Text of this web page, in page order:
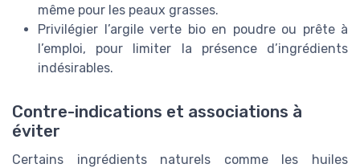
même pour les peaux grasses.
Privilégier l’argile verte bio en poudre ou prête à
l’emploi, pour limiter la présence d’ingrédients
indésirables.
Contre-indications et associations à
éviter
Certains ingrédients naturels comme les huiles